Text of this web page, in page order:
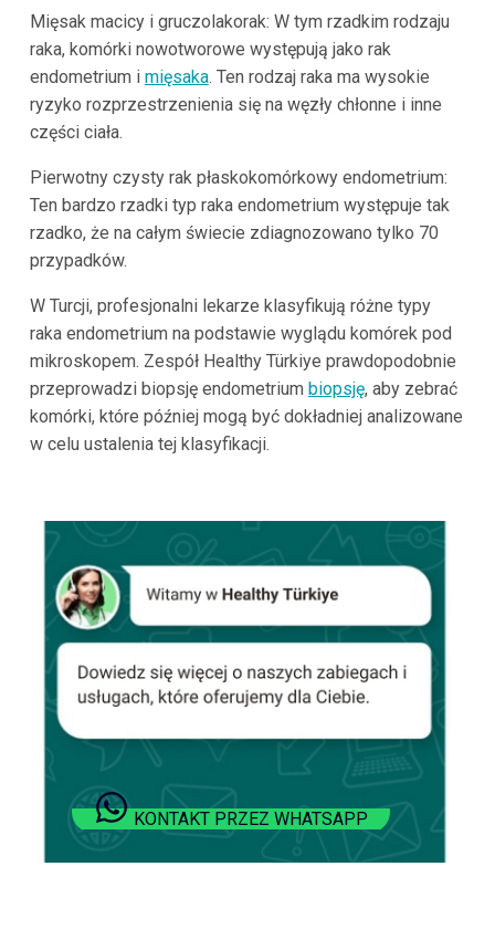
Mięsak macicy i gruczolakorak: W tym rzadkim rodzaju
raka, komórki nowotworowe występują jako rak
endometrium i mięsaka. Ten rodzaj raka ma wysokie
ryzyko rozprzestrzenienia się na węzły chłonne i inne
części ciała.
Pierwotny czysty rak płaskokomórkowy endometrium:
Ten bardzo rzadki typ raka endometrium występuje tak
rzadko, że na całym świecie zdiagnozowano tylko 70
przypadków.
W Turcji, profesjonalni lekarze klasyfikują różne typy
raka endometrium na podstawie wyglądu komórek pod
mikroskopem. Zespół Healthy Türkiye prawdopodobnie
przeprowadzi biopsję endometrium biopsję, aby zebrać
komórki, które później mogą być dokładniej analizowane
w celu ustalenia tej klasyfikacji.
KONTAKT PRZEZ WHATSAPP